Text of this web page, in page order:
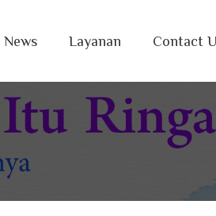
News Layanan Contact